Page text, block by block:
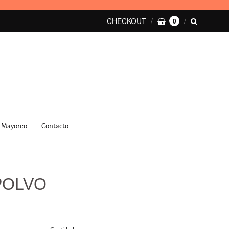
CHECKOUT 0
Mayoreo Contacto